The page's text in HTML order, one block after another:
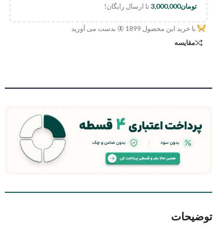
تومان3,000,000تا ارسال رایگان!
با خرید این محصول 1899 🦋 بدست می آورید
مقایسه
توضیحات